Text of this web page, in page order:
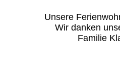
Unsere
Wir danken
Familie